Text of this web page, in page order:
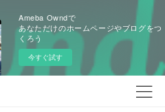
Ameba Owndで
あなただけのホームページやブログをつ
くろう
今すぐ試す